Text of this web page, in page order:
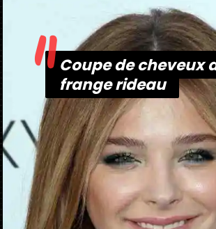
Coupe de cheveux
frange rideau
Coupe de cheveux
frange rideau
"